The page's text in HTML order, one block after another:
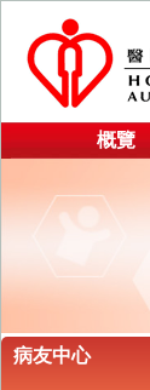
概覽
病友中心